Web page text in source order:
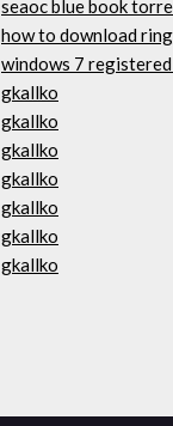
seaoc blue book
how to download
windows 7
gkallko
gkallko
gkallko
gkallko
gkallko
gkallko
gkallko